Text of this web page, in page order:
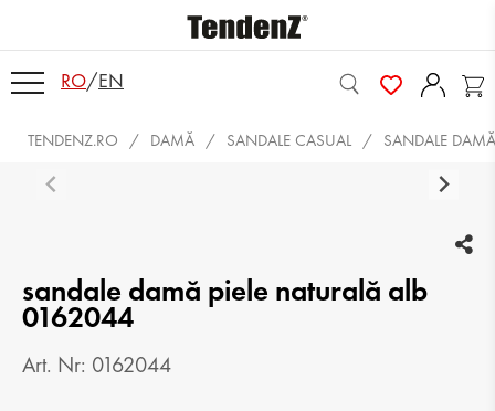
RO/EN
TENDENZ.RO DAMĂ SANDALE CASUAL SANDALE
sandale damă piele naturală alb
0162044
Art. Nr: 0162044